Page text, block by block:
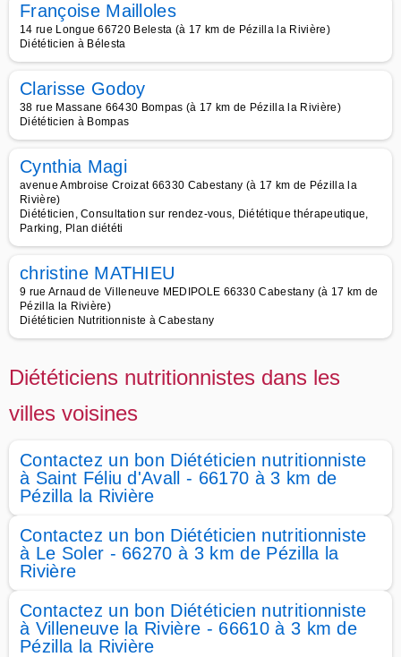
Françoise Mailloles
14 rue Longue 66720 Belesta (à 17 km de Pézilla la Rivière)
Diététicien à Bélesta
Clarisse Godoy
38 rue Massane 66430 Bompas (à 17 km de Pézilla la Rivière)
Diététicien à Bompas
Cynthia Magi
avenue Ambroise Croizat 66330 Cabestany (à 17 km de Pézilla la
Rivière)
Diététicien, Consultation sur rendez-vous, Diététique thérapeutique,
Parking, Plan diététi
christine MATHIEU
9 rue Arnaud de Villeneuve MEDIPOLE 66330 Cabestany (à 17 km de
Pézilla la Rivière)
Diététicien Nutritionniste à Cabestany
Diététiciens nutritionnistes dans les
villes voisines
Contactez un bon Diététicien nutritionniste
à Saint Féliu d'Avall - 66170 à 3 km de
Pézilla la Rivière
Contactez un bon Diététicien nutritionniste
à Le Soler - 66270 à 3 km de Pézilla la
Rivière
Contactez un bon Diététicien nutritionniste
à Villeneuve la Rivière - 66610 à 3 km de
Pézilla la Rivière